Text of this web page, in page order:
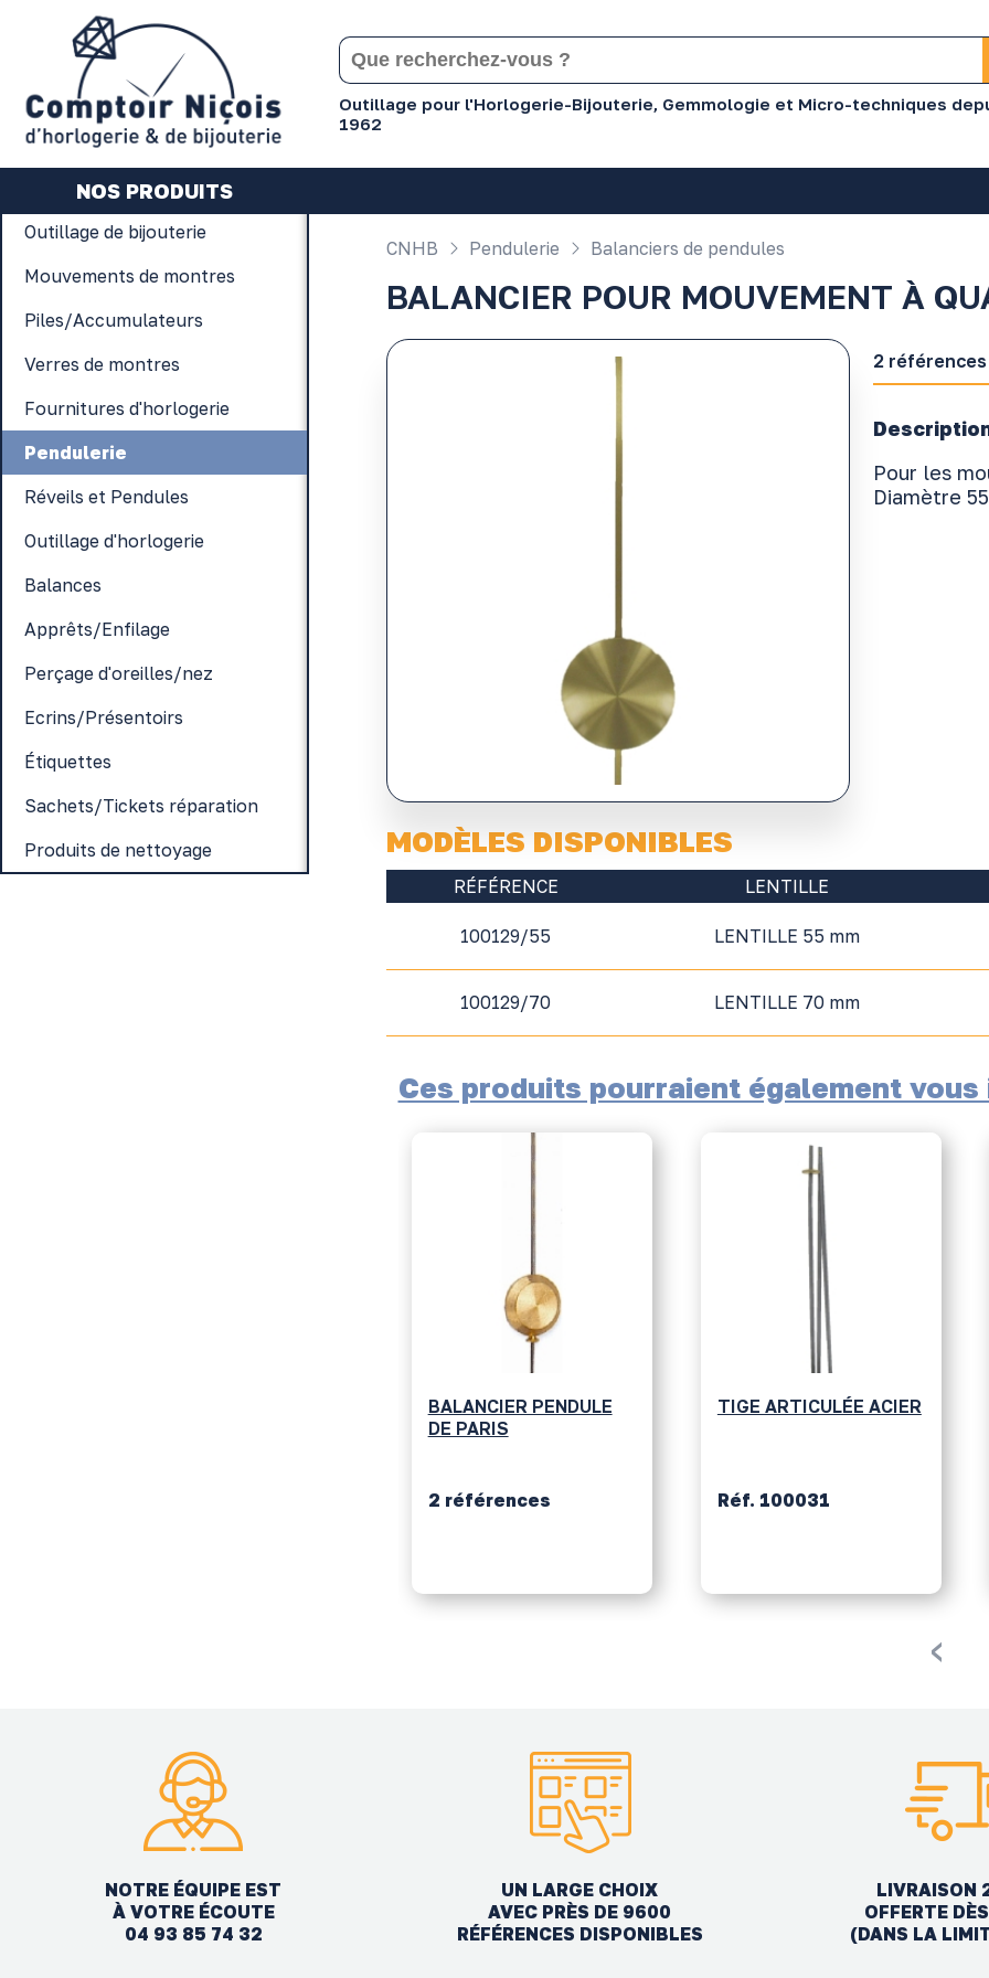
Outillage pour l'Horlogerie-Bijouterie, Gemmologie et Micro-techniques
1962
NOS PRODUITS
Outillage de bijouterie
Mouvements de montres
Piles/Accumulateurs
Verres de montres
Fournitures d'horlogerie
Pendulerie
Réveils et Pendules
Outillage d'horlogerie
Balances
Apprêts/Enfilage
Perçage d'oreilles/nez
Ecrins/Présentoirs
Étiquettes
Sachets/Tickets réparation
Produits de nettoyage
CNHB Pendulerie Balanciers de pendules
BALANCIER POUR MOUVEMENT À
2
Pour les
Diamètre
MODÈLES DISPONIBLES
RÉFÉRENCE LENTILLE
100129/55 LENTILLE 55 mm
100129/70 LENTILLE 70 mm
Ces produits pourraient également
BALANCIER PENDULE
DE PARIS
2 références
TIGE ARTICULÉE ACIER
Réf. 100031
‹
NOTRE ÉQUIPE EST
À VOTRE ÉCOUTE
04 93 85 74 32
UN LARGE CHOIX
AVEC PRÈS DE 9600
RÉFÉRENCES DISPONIBLES
LIVRAISON
OFFERTE
(DANS LA
Gérer les préférences en matière de cookies